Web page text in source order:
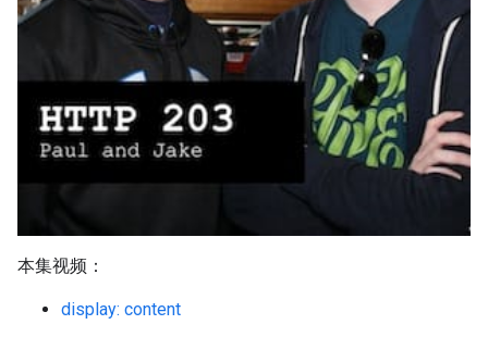
本集视频：
display: content